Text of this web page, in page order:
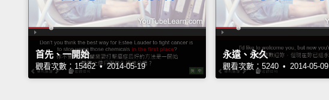
首先、一開始
觀看次數：15462 • 2014-05-19
永遠、永久
觀看次數：5240 • 2014-05-09